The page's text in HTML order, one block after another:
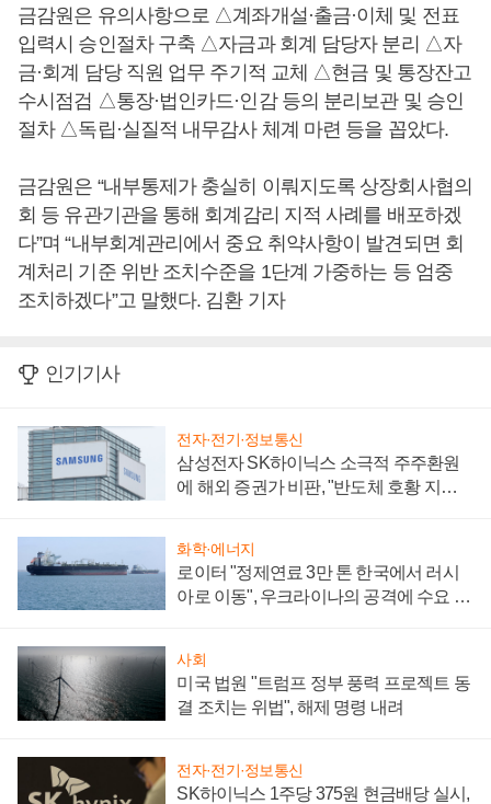
금감원은 유의사항으로 △계좌개설·출금·이체 및 전표
입력시 승인절차 구축 △자금과 회계 담당자 분리 △자
금·회계 담당 직원 업무 주기적 교체 △현금 및 통장잔고
수시점검 △통장·법인카드·인감 등의 분리보관 및 승인
절차 △독립·실질적 내무감사 체계 마련 등을 꼽았다.
금감원은 “내부통제가 충실히 이뤄지도록 상장회사협의
회 등 유관기관을 통해 회계감리 지적 사례를 배포하겠
다”며 “내부회계관리에서 중요 취약사항이 발견되면 회
계처리 기준 위반 조치수준을 1단계 가중하는 등 엄중
조치하겠다”고 말했다. 김환 기자
인기기사
전자·전기·정보통신
삼성전자 SK하이닉스 소극적 주주환원
에 해외 증권가 비판, "반도체 호황 지속
화학·에너지
로이터 "정제연료 3만 톤 한국에서 러시
아로 이동", 우크라이나의 공격에 수요 늘
사회
미국 법원 "트럼프 정부 풍력 프로젝트 동
결 조치는 위법", 해제 명령 내려
전자·전기·정보통신
SK하이닉스 1주당 375원 현금배당 실시,